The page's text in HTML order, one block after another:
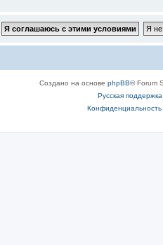
Создано на основе phpBB® Forum
Русская
Конфиденциальность